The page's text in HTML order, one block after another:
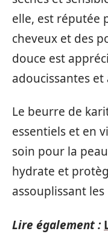
elle, est réputée
cheveux et des
douce est
adoucissantes et
Le beurre de
essentiels et en
soin pour la
hydrate et
assouplissant
Lire également :